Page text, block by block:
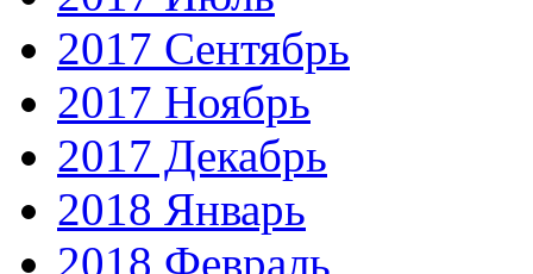
2017 Сентябрь
2017 Ноябрь
2017 Декабрь
2018 Январь
2018 Февраль